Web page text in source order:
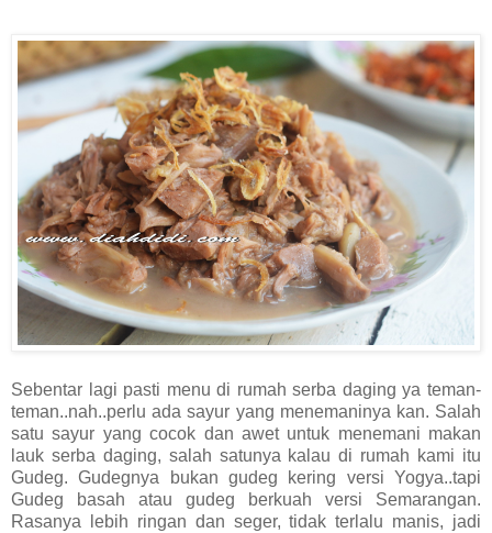
Sebentar lagi pasti menu di rumah serba daging ya teman-
teman..nah..perlu ada sayur yang menemaninya kan. Salah
satu sayur yang cocok dan awet untuk menemani makan
lauk serba daging, salah satunya kalau di rumah kami itu
Gudeg. Gudegnya bukan gudeg kering versi Yogya..tapi
Gudeg basah atau gudeg berkuah versi Semarangan.
Rasanya lebih ringan dan seger, tidak terlalu manis, jadi